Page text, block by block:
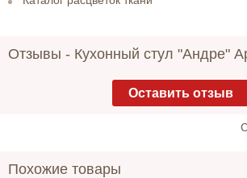
Отзывы - Кухонный стул "Андре"
Оставить отзыв
Похожие товары